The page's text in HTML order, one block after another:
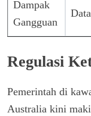
Dampak
Gangguan
Regulasi
Pemerintah di
Australia kini